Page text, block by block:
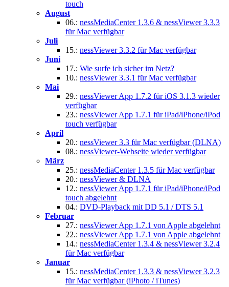
touch
August
06.: nessMediaCenter 1.3.6 & nessViewer 3.3.3
für Mac verfügbar
Juli
15.: nessViewer 3.3.2 für Mac verfügbar
Juni
17.: Wie surfe ich sicher im Netz?
10.: nessViewer 3.3.1 für Mac verfügbar
Mai
29.: nessViewer App 1.7.2 für iOS 3.1.3 wieder
verfügbar
23.: nessViewer App 1.7.1 für iPad/iPhone/iPod
touch verfügbar
April
20.: nessViewer 3.3 für Mac verfügbar (DLNA)
08.: nessViewer-Webseite wieder verfügbar
März
25.: nessMediaCenter 1.3.5 für Mac verfügbar
20.: nessViewer & DLNA
12.: nessViewer App 1.7.1 für iPad/iPhone/iPod
touch abgelehnt
04.: DVD-Playback mit DD 5.1 / DTS 5.1
Februar
27.: nessViewer App 1.7.1 von Apple abgelehnt
22.: nessViewer App 1.7.1 von Apple abgelehnt
14.: nessMediaCenter 1.3.4 & nessViewer 3.2.4
für Mac verfügbar
Januar
15.: nessMediaCenter 1.3.3 & nessViewer 3.2.3
für Mac verfügbar (iPhoto / iTunes)